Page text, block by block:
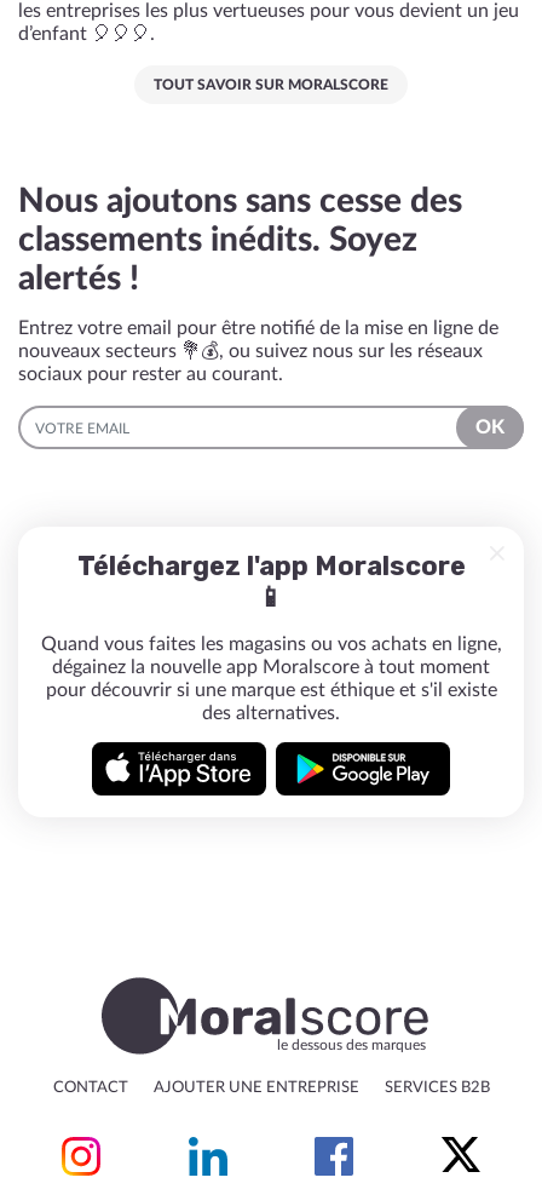
les entreprises les plus vertueuses pour vous devient un jeu
d’enfant 🎈🎈🎈.
TOUT SAVOIR SUR MORALSCORE
Nous ajoutons sans cesse des
classements inédits. Soyez
alertés !
Entrez votre email pour être notifié de la mise en ligne de
nouveaux secteurs 💐💰, ou suivez nous sur les réseaux
sociaux pour rester au courant.
EMAIL
OK
Téléchargez l'app Moralscore
📱
Quand vous faites les magasins ou vos achats en ligne,
dégainez la nouvelle app Moralscore à tout moment
pour découvrir si une marque est éthique et s'il existe
des alternatives.
le dessous des marques
CONTACT AJOUTER UNE ENTREPRISE SERVICES B2B